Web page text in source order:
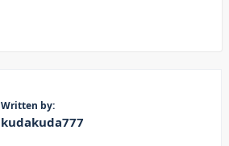
Written by:
kudakuda777